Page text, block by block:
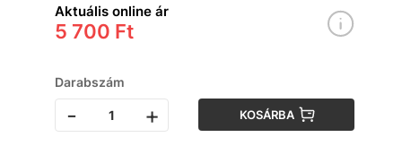
Aktuális online ár
5 700 Ft
Darabszám
- + KOSÁRBA